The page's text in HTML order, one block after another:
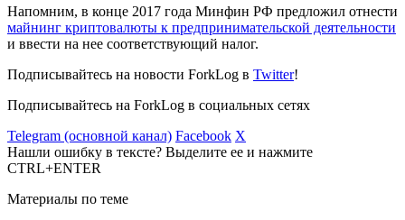
Напомним, в конце 2017 года Минфин РФ предложил отнести
майнинг криптовалюты к предпринимательской деятельности
и ввести на нее соответствующий налог.
Подписывайтесь на новости ForkLog в Twitter!
Подписывайтесь на ForkLog в социальных сетях
Telegram (основной канал) Facebook X
Нашли ошибку в тексте? Выделите ее и нажмите
CTRL+ENTER
Материалы по теме